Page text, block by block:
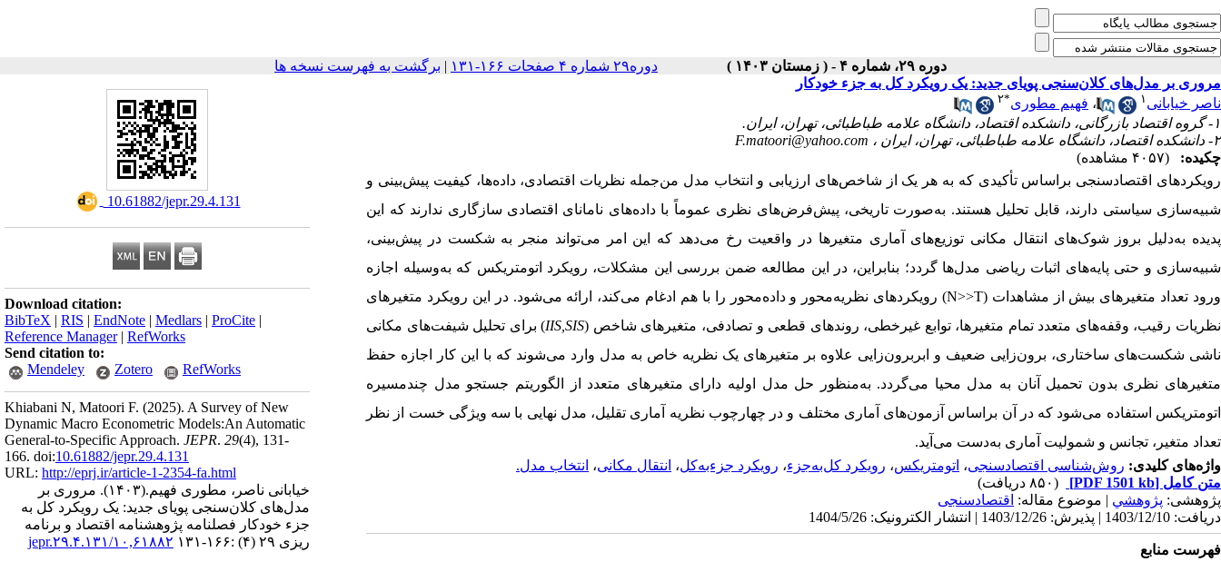
دوره ۲۹، شماره ۴ - ( زمستان ۱۴۰۳ ) دوره۲۹ شماره ۴ صفحات ۱۶۶-۱۳۱ | برگشت به فهرست نسخه ها
‎ 10.61882/jepr.29.4.131
Download citation:
BibTeX | RIS | EndNote | Medlars | ProCite |
Reference Manager| RefWorks
Send citation to:
Mendeley
Zotero RefWorks
Khiabani N, Matoori F. (2025). A Survey of New
Dynamic Macro Econometric Models:An Automatic
General-to-Specific Approach. JEPR. 29(4), 131-
166. doi:10.61882/jepr.29.4.131
URL: http://eprj.ir/article-1-2354-fa.html
خیابانی ناصر، مطوری فهیم.(۱۴۰۳).
مروری بر
مدل‌های کلان‌سنجی پویای جدید: یک رویکرد کل ‌به
‌جزء خودکار فصلنامه پژوهشنامه اقتصاد و برنامه
ریزی ۲۹ (۴) :۱۶۶-۱۳۱
۱۰,۶۱۸۸۲/jepr.۲۹.۴.۱۳۱
مروری بر مدل‌های کلان‌سنجی پویای جدید: یک رویکرد کل ‌به ‌جزء خودکار
ناصر خیابانی ۱ ، فهیم مطوری*۲
۱- گروه اقتصاد بازرگانی، دانشکده اقتصاد، دانشگاه علامه طباطبائی، تهران، ایران.
۲- دانشکده اقتصاد، دانشگاه علامه طباطبائی، تهران، ایران ،
F.matoori@yahoo.com
چکیده:
(۴۰۵۷ مشاهده)
رویکردهای اقتصادسنجی براساس تأکیدی که به هر یک از شاخص‌‌های ارزیابی و انتخاب مدل من‌جمله نظریات اقتصادی، داده‌‌ها، کیفیت پیش‌بینی و
شبیه‌سازی سیاستی دارند، قابل تحلیل هستند. به‌‌صورت تاریخی، پیش‌فرض‌‌های نظری عموماً با داده‌‌های نامانای اقتصادی سازگاری ندارند که این
پدیده به‌دلیل بروز شوک‌‌های انتقال‌ مکانی توزیع‌‌های آماری متغیرها در واقعیت رخ می‌دهد که این امر می‌تو‌اند منجر به شکست در پیش‌بینی،
شبیه‌سازی و حتی پایه‌‌های اثبات ریاضی مدل‌ها گردد؛ بنابراین، در این مطالعه ضمن بررسی این مشکلات، رویکرد اتومتریکس که به‌وسیله اجازه
ورود تعداد متغیرهای بیش از مشاهدات (N>>T) رویکردهای نظریه‌محور و داده‌محور را با هم ادغام می‌کند، ارائه می‌شود. در این رویکرد متغیرهای
نظریات رقیب، وقفه‌‌های متعدد تمام متغیرها، توابع غیرخطی، روندهای قطعی و تصادفی، متغیرهای شاخص (SIS
IIS,) برای تحلیل شیفت‌های مکانی
ناشی شکست‌‌های ساختاری، برون‌زایی ضعیف و ابربرون‌زایی علاوه بر متغیرهای یک نظریه خاص به مدل وارد می‌شوند که با این کار اجازه حفظ
متغیرهای نظری بدون تحمیل آنان به مدل محیا می‌گردد. به‌منظور حل مدل اولیه دارای متغیرهای متعدد از الگوریتم جستجو مدل چندمسیره
اتومتریکس استفاده می‌شود که در آن براساس آزمون‌‌های آماری مختلف و در چهارچوب نظریه آماری تقلیل، مدل نهایی با سه ویژگی خست از نظر
تعداد متغیر، تجانس و شمولیت آماری به‌دست می‌آید.
واژه‌های کلیدی: روش‌شناسی اقتصادسنجی، اتومتریکس، رویکرد کل‌‌به‌‌جزء، رویکرد جزء‌به‌‌کل، انتقال مکانی، انتخاب مدل.
متن کامل [PDF 1501 kb]
(۸۵۰ دریافت)
پژوهشی: پژوهشي | موضوع مقاله: اقتصادسنجی
دریافت: 1403/12/10 | پذیرش: 1403/12/26 | انتشار الکترونیک: 1404/5/26
فهرست منابع